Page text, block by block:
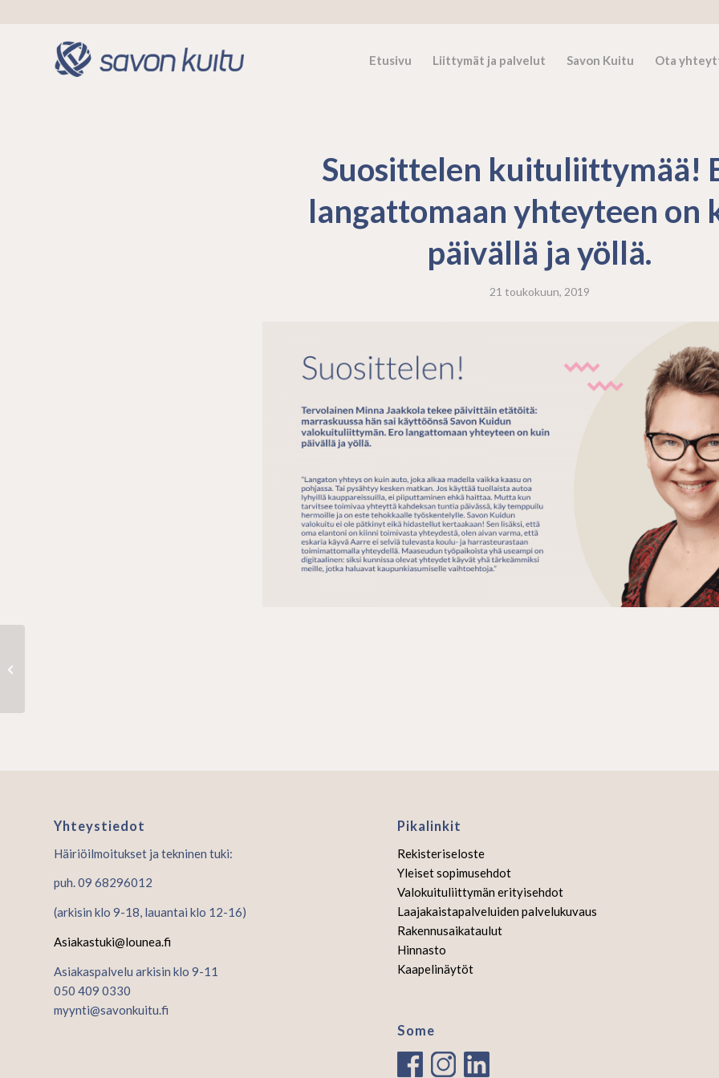
Etusivu Liittymät ja palvelut Savon Kuitu Ota
Suosittelen kuituliittymää!
langattomaan yhteyteen on
päivällä ja yöllä.
21 toukokuun, 2019
Yhteystiedot
Häiriöilmoitukset ja tekninen tuki:
puh. 09 68296012
(arkisin klo 9-18, lauantai klo 12-16)
Asiakastuki@lounea.fi
Asiakaspalvelu arkisin klo 9-11
050 409 0330
myynti@savonkuitu.fi
Pikalinkit
Rekisteriseloste
Yleiset sopimusehdot
Valokuituliittymän erityisehdot
Laajakaistapalveluiden palvelukuvaus
Rakennusaikataulut
Hinnasto
Kaapelinäytöt
Some